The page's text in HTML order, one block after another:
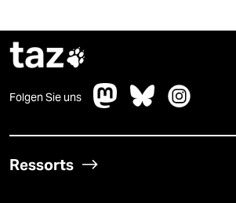
taz
Folgen Sie uns
Ressorts